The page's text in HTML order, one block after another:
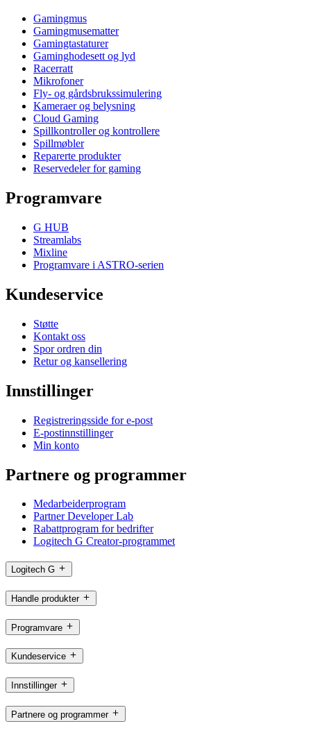
Gamingmus
Gamingmusematter
Gamingtastaturer
Gaminghodesett og lyd
Racerratt
Mikrofoner
Fly- og gårdsbrukssimulering
Kameraer og belysning
Cloud Gaming
Spillkontroller og kontrollere
Spillmøbler
Reparerte produkter
Reservedeler for gaming
Programvare
G HUB
Streamlabs
Mixline
Programvare i ASTRO-serien
Kundeservice
Støtte
Kontakt oss
Spor ordren din
Retur og kansellering
Innstillinger
Registreringsside for e-post
E-postinnstillinger
Min konto
Partnere og programmer
Medarbeiderprogram
Partner Developer Lab
Rabattprogram for bedrifter
Logitech G Creator-programmet
Logitech G
Handle produkter
Programvare
Kundeservice
Innstillinger
Partnere og programmer